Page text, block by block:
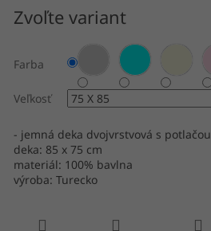
Zvoľte variant
Farba
Veľkosť
- jemná deka dvojvrstvová s potlačou
deka: 85 x 75 cm
materiál: 100% bavlna
výroba: Turecko